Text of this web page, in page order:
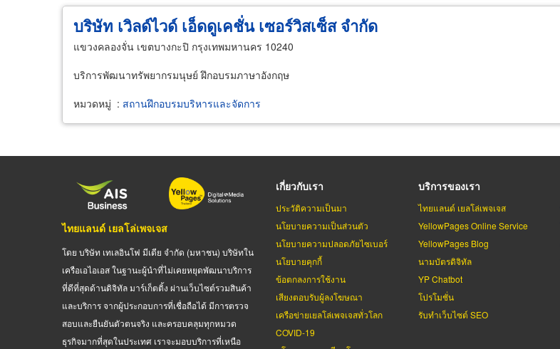
บริษัท เวิลด์ไวด์ เอ็ดดูเคชั่น เซอร์วิสเซ็ส จำกัด
แขวงคลองจั่น เขตบางกะปิ กรุงเทพมหานคร 10240
บริการพัฒนาทรัพยากรมนุษย์ ฝึกอบรมภาษาอังกฤษ
หมวดหมู่ : สถานฝึกอบรมบริหารและจัดการ
ไทยแลนด์ เยลโล่เพจเจส
โดย บริษัท เทเลอินโฟ มีเดีย จำกัด (มหาชน) บริษัทใน
เครือเอไอเอส ในฐานะผู้นำที่ไม่เคยหยุดพัฒนาบริการ
ที่ดีที่สุดด้านดิจิทัล มาร์เก็ตติ้ง ผ่านเว็บไซต์รวมสินค้า
และบริการ จากผู้ประกอบการที่เชื่อถือได้ มีการตรวจ
สอบและยืนยันตัวตนจริง และครอบคลุมทุกหมวด
ธุรกิจมากที่สุดในประเทศ เราจะมอบบริการที่เหนือ
เกี่ยวกับเรา
ประวัติความเป็นมา
นโยบายความเป็นส่วนตัว
นโยบายความปลอดภัยไซเบอร์
นโยบายคุกกี้
ข้อตกลงการใช้งาน
เสียงตอบรับผู้ลงโฆษณา
เครือข่ายเยลโล่เพจเจสทั่วโลก
COVID-19
บริการของเรา
ไทยแลนด์ เยลโล่เพจเจส
YellowPages Online Service
YellowPages Blog
นามบัตรดิจิทัล
YP Chatbot
โปรโมชั่น
รับทำเว็บไซต์ SEO